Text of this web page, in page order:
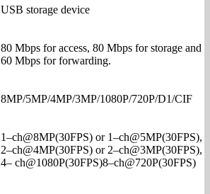
USB storage device
80 Mbps for access, 80 Mbps for storage and
60 Mbps for forwarding.
8MP/5MP/4MP/3MP/1080P/720P/D1/CIF
1–ch@8MP(30FPS) or 1–ch@5MP(30FPS),
2–ch@4MP(30FPS) or 2–ch@3MP(30FPS),
4– ch@1080P(30FPS)8–ch@720P(30FPS)